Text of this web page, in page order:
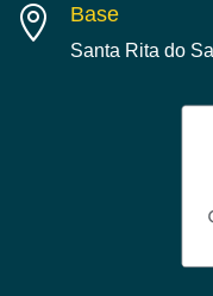
 Base
Santa Rita do